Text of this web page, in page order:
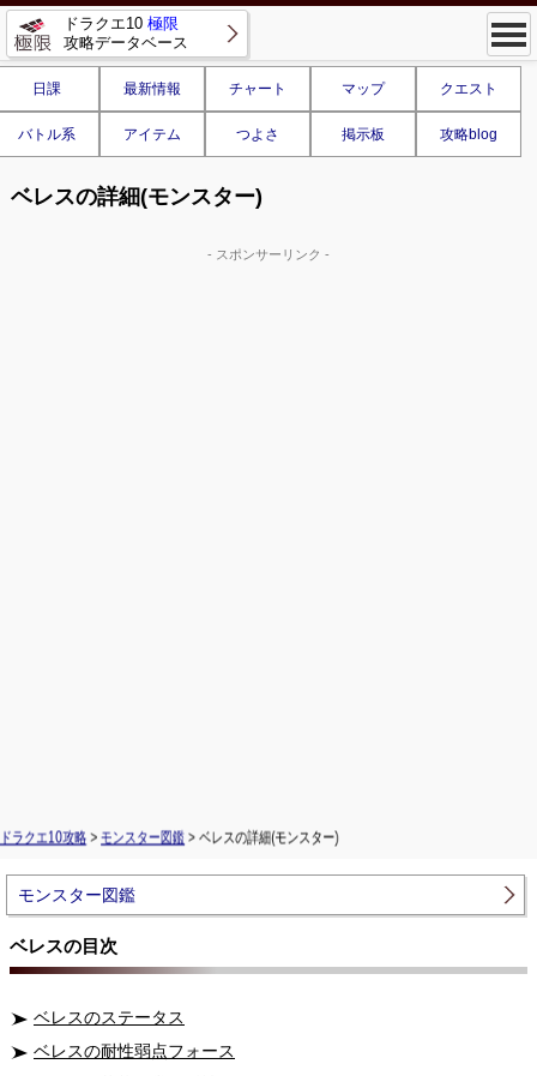
ドラクエ10 極限
攻略データベース
日課 最新情報 チャート マップ クエスト
バトル系 アイテム つよさ 掲示板 攻略blog
ベレスの詳細(モンスター)
- スポンサーリンク -
ドラクエ10攻略 > モンスター図鑑 > ベレスの詳細(モンスター)
モンスター図鑑
ベレスの目次
ベレスのステータス
ベレスの耐性弱点フォース